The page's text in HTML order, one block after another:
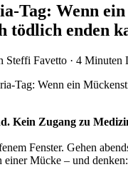
Tag: Wenn ein
tödlich enden
Steffi Favetto · 4 Minuten
Kein Zugang zu
Fenster. Gehen
einer Mücke – und